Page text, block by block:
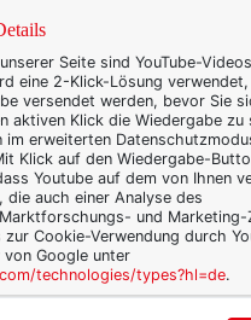
Seite sind YouTube-Videos
eine 2-Klick-Lösung
versendet werden, bevor Sie
aktiven Klick die Wiedergabe zu
im erweiterten
Klick auf den Wiedergabe-
Youtube auf dem von Ihnen
auch einer Analyse des
und Marketing-
zur Cookie-Verwendung durch
Google unter
technologies/types?hl=de.